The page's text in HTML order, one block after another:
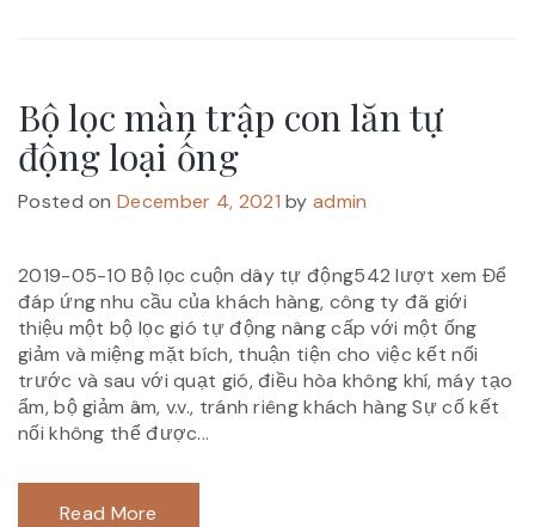
Bộ lọc màn trập con lăn tự
động loại ống
Posted onDecember 4, 2021 byadmin
2019-05-10 Bộ lọc cuộn dây tự động542 lượt xem Để
đáp ứng nhu cầu của khách hàng, công ty đã giới
thiệu một bộ lọc gió tự động nâng cấp với một ống
giảm và miệng mặt bích, thuận tiện cho việc kết nối
trước và sau với quạt gió, điều hòa không khí, máy tạo
ẩm, bộ giảm âm, v.v., tránh riêng khách hàng Sự cố kết
nối không thể được...
Read More